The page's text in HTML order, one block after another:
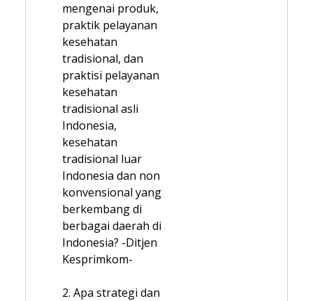
mengenai produk,
praktik pelayanan
kesehatan
tradisional, dan
praktisi pelayanan
kesehatan
tradisional asli
Indonesia,
kesehatan
tradisional luar
Indonesia dan non
konvensional yang
berkembang di
berbagai daerah di
Indonesia? -Ditjen
Kesprimkom-
2. Apa strategi dan